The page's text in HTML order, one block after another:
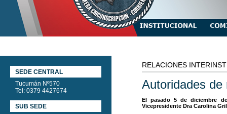
SEDE CENTRAL
Tucumán Nº570
Tel: 0379 4427674
SUB SEDE
RELACIONES
Autoridades de
El pasado 5 de diciembre
Vicepresidente Dra Carolina